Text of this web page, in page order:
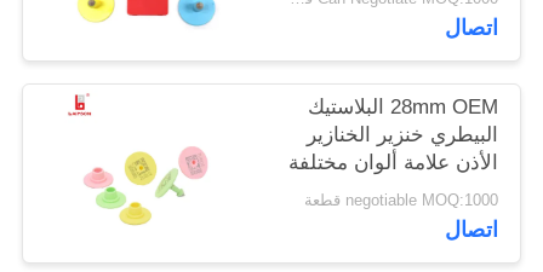
اتصال
28mm OEM البلاستيك
البيطري خنزير الخنازير
الأذن علامة ألوان مختلفة
للمزرعة
negotiable MOQ:1000 قطعة
اتصال